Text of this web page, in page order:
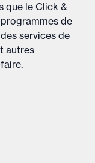
que le Click &
de
services de
autres